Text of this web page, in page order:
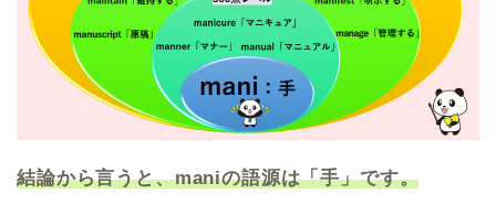
結論から言うと、maniの語源は「手」です。